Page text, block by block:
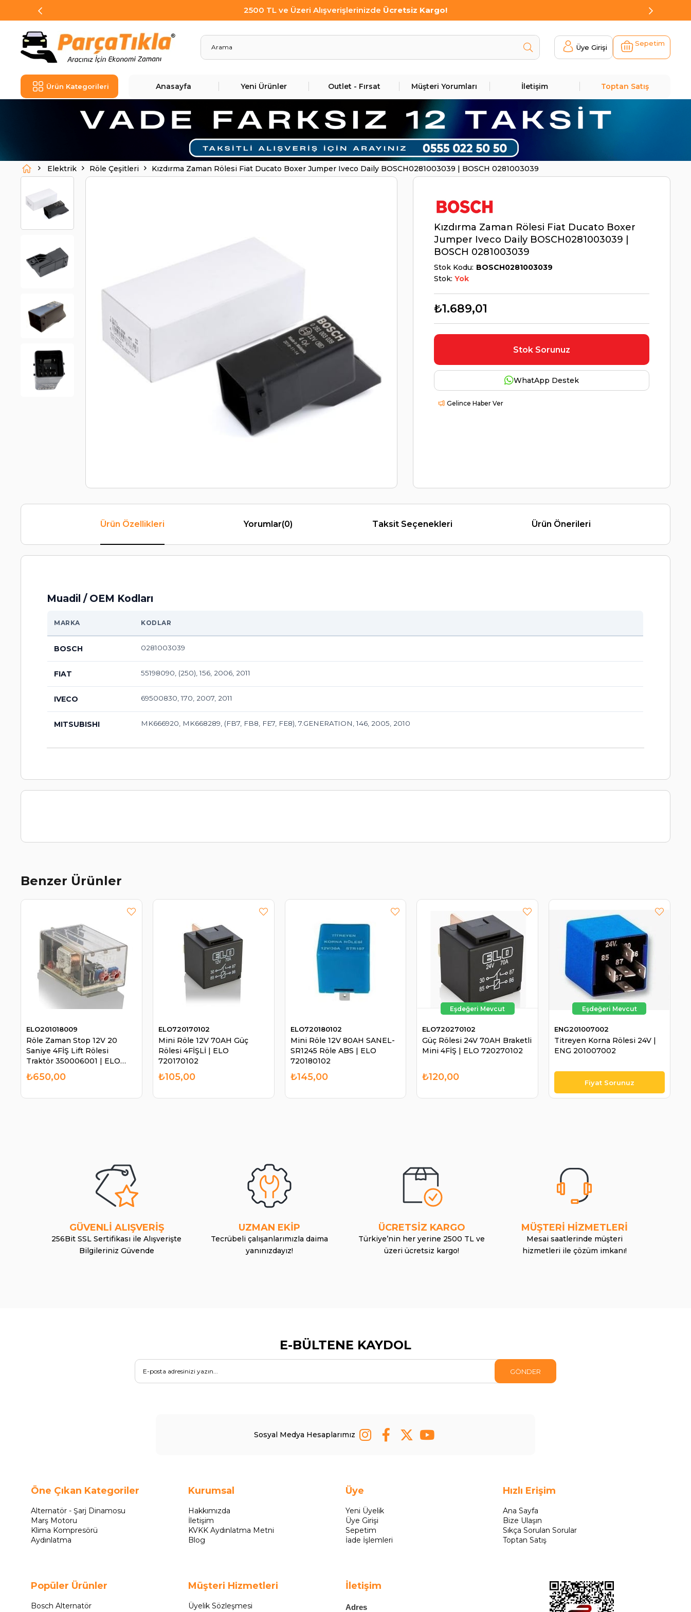
2500 TL ve Üzeri Alışverişlerinizde Ücretsiz Kargo!
Üye Girişi Sepetim
Ürün Kategorileri Anasayfa Yeni Ürünler Outlet - Fırsat Müşteri Yorumları İletişim Toptan Satış
Elektrik Röle Çeşitleri Kızdırma Zaman Rölesi Fiat Ducato Boxer Jumper Iveco Daily BOSCH0281003039 | BOSCH 0281003039
Kızdırma Zaman Rölesi Fiat Ducato Boxer
Jumper Iveco Daily BOSCH0281003039 |
BOSCH 0281003039
Stok Kodu BOSCH0281003039
Stok: Yok
₺1.689,01
Stok Sorunuz
WhatApp Destek
Gelince Haber Ver
Ürün Özellikleri Yorumlar(0) Taksit Seçenekleri Ürün Önerileri
Muadil / OEM Kodları
MARKA KODLAR
BOSCH 0281003039
FIAT 55198090, (250), 156, 2006, 2011
IVECO 69500830, 170, 2007, 2011
MITSUBISHI MK666920, MK668289, (FB7, FB8, FE7, FE8), 7.GENERATION, 146, 2005, 2010
Benzer Ürünler
Röle Zaman Stop 12V 20
Saniye 4FİŞ Lift Rölesi
Traktör 350006001 | ELO
201018009
ELO201018009
₺650,00
Mini Röle 12V 70AH Güç
Rölesi 4FİŞLİ | ELO
720170102
ELO720170102
₺105,00
Mini Röle 12V 80AH SANEL-
SR1245 Röle ABS | ELO
720180102
ELO720180102
₺145,00
Güç Rölesi 24V 70AH Braketli
Mini 4FİŞ | ELO 720270102
ELO720270102
₺120,00
Titreyen Korna Rölesi 24V |
ENG 201007002
ENG201007002
GÜVENLİ ALIŞVERİŞ
256Bit SSL Sertifikası ile Alışverişte
Bilgileriniz Güvende
UZMAN EKİP
Tecrübeli çalışanlarımızla daima
yanınızdayız!
ÜCRETSİZ KARGO
Türkiye’nin her yerine 2500 TL ve
üzeri ücretsiz kargo!
MÜŞTERİ HİZMETLERİ
Mesai saatlerinde müşteri
hizmetleri ile çözüm imkanı!
E-BÜLTENE KAYDOL
GÖNDER
Sosyal Medya Hesaplarımız
Öne Çıkan Kategoriler
Alternatör - Şarj Dinamosu
Marş Motoru
Klima Kompresörü
Aydınlatma
Popüler Ürünler
Bosch Alternatör
Kurumsal
Hakkımızda
İletişim
KVKK Aydınlatma Metni
Blog
Müşteri Hizmetleri
Üyelik Sözleşmesi
Üye
Yeni Üyelik
Üye Girişi
Sepetim
İade İşlemleri
İletişim
Adres
Hızlı Erişim
Ana Sayfa
Bize Ulaşın
Sıkça Sorulan Sorular
Toptan Satış